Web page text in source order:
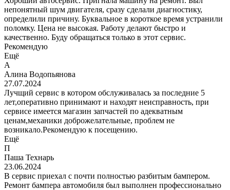
непонятный шум двигателя, сразу сделали диагностику,
определили причину. Буквальное в короткое время устранили
поломку. Цена не высокая. Работу делают быстро и
качественно. Буду обращаться только в этот сервис.
Рекомендую
Ещё
А
Алина Водопьянова
27.07.2024
Лучщий сервис в котором обслуживалась за последние 5
лет,оперативно принимают и находят неисправность, при
сервисе имеется магазин запчастей по адекватным
ценам,механики доброжелательные, проблем не
возникало.Рекомендую к посещению.
Ещё
П
Паша Технарь
23.06.2024
В сервис приехал с почти полностью разбитым бампером.
Ремонт бампера автомобиля был выполнен профессионально